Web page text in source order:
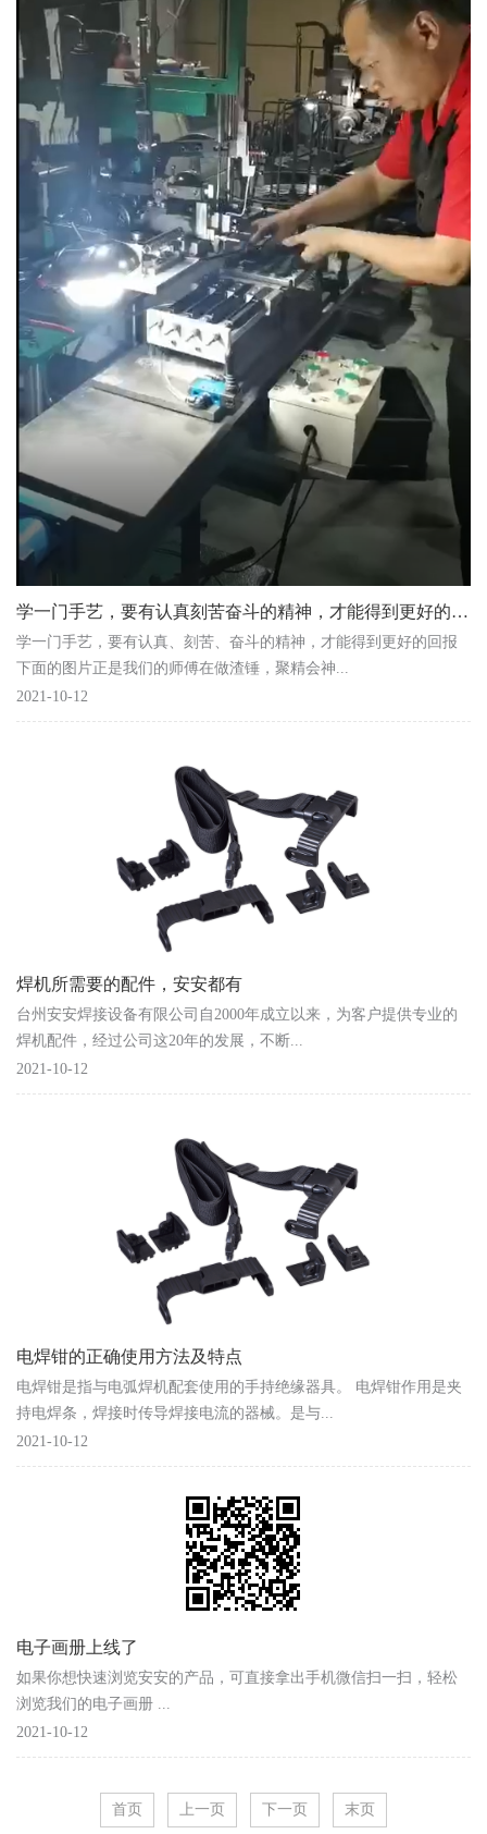
学一门手艺，要有认真刻苦奋斗的精神，才能得到更好的回报
学一门手艺，要有认真、刻苦、奋斗的精神，才能得到更好的回报
下面的图片正是我们的师傅在做渣锤，聚精会神...
2021-10-12
焊机所需要的配件，安安都有
台州安安焊接设备有限公司自2000年成立以来，为客户提供专业的
焊机配件，经过公司这20年的发展，不断...
2021-10-12
电焊钳的正确使用方法及特点
电焊钳是指与电弧焊机配套使用的手持绝缘器具。 电焊钳作用是夹
持电焊条，焊接时传导焊接电流的器械。是与...
2021-10-12
电子画册上线了
如果你想快速浏览安安的产品，可直接拿出手机微信扫一扫，轻松
浏览我们的电子画册 ...
2021-10-12
首页 上一页 下一页 末页